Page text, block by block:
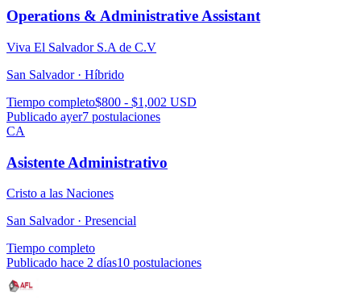
Operations & Administrative Assistant
Viva El Salvador S.A de C.V
San Salvador · Híbrido
Tiempo completo$800 - $1,002 USD
Publicado ayer7 postulaciones
CA
Asistente Administrativo
Cristo a las Naciones
San Salvador · Presencial
Tiempo completo
Publicado hace 2 días10 postulaciones